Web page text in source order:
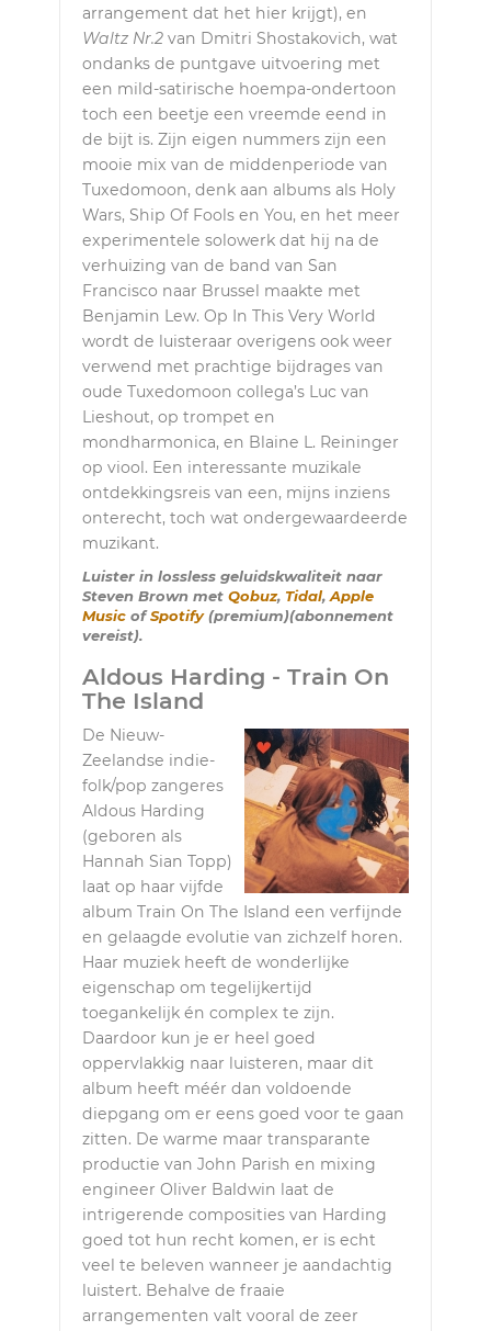
arrangement dat het hier krijgt), en
Waltz Nr.2 van Dmitri Shostakovich, wat
ondanks de puntgave uitvoering met
een mild-satirische hoempa-ondertoon
toch een beetje een vreemde eend in
de bijt is. Zijn eigen nummers zijn een
mooie mix van de middenperiode van
Tuxedomoon, denk aan albums als Holy
Wars, Ship Of Fools en You, en het meer
experimentele solowerk dat hij na de
verhuizing van de band van San
Francisco naar Brussel maakte met
Benjamin Lew. Op In This Very World
wordt de luisteraar overigens ook weer
verwend met prachtige bijdrages van
oude Tuxedomoon collega’s Luc van
Lieshout, op trompet en
mondharmonica, en Blaine L. Reininger
op viool. Een interessante muzikale
ontdekkingsreis van een, mijns inziens
onterecht, toch wat ondergewaardeerde
muzikant.
Luister in lossless geluidskwaliteit naar
Steven Brown met Qobuz, Tidal,Apple
Music ofSpotify(premium)(abonnement
vereist).
Aldous Harding - Train On
The Island
De Nieuw-
Zeelandse indie-
folk/pop zangeres
Aldous Harding
(geboren als
Hannah Sian Topp)
laat op haar vijfde
album Train On The Island een verfijnde
en gelaagde evolutie van zichzelf horen.
Haar muziek heeft de wonderlijke
eigenschap om tegelijkertijd
toegankelijk én complex te zijn.
Daardoor kun je er heel goed
oppervlakkig naar luisteren, maar dit
album heeft méér dan voldoende
diepgang om er eens goed voor te gaan
zitten. De warme maar transparante
productie van John Parish en mixing
engineer Oliver Baldwin laat de
intrigerende composities van Harding
goed tot hun recht komen, er is echt
veel te beleven wanneer je aandachtig
luistert. Behalve de fraaie
arrangementen valt vooral de zeer